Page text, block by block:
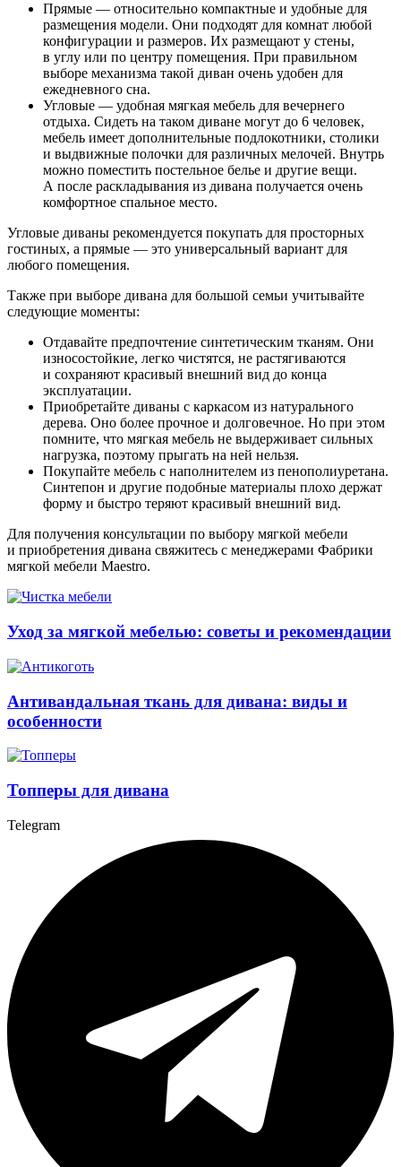
Прямые — относительно компактные и удобные для
размещения модели. Они подходят для комнат любой
конфигурации и размеров. Их размещают у стены,
в углу или по центру помещения. При правильном
выборе механизма такой диван очень удобен для
ежедневного сна.
Угловые — удобная мягкая мебель для вечернего
отдыха. Сидеть на таком диване могут до 6 человек,
мебель имеет дополнительные подлокотники, столики
и выдвижные полочки для различных мелочей. Внутрь
можно поместить постельное белье и другие вещи.
А после раскладывания из дивана получается очень
комфортное спальное место.
Угловые диваны рекомендуется покупать для просторных
гостиных, а прямые — это универсальный вариант для
любого помещения.
Также при выборе дивана для большой семьи учитывайте
следующие моменты:
Отдавайте предпочтение синтетическим тканям. Они
износостойкие, легко чистятся, не растягиваются
и сохраняют красивый внешний вид до конца
эксплуатации.
Приобретайте диваны с каркасом из натурального
дерева. Оно более прочное и долговечное. Но при этом
помните, что мягкая мебель не выдерживает сильных
нагрузка, поэтому прыгать на ней нельзя.
Покупайте мебель с наполнителем из пенополиуретана.
Синтепон и другие подобные материалы плохо держат
форму и быстро теряют красивый внешний вид.
Для получения консультации по выбору мягкой мебели
и приобретения дивана свяжитесь с менеджерами Фабрики
мягкой мебели Maestro.
Уход за мягкой мебелью: советы и рекомендации
Антивандальная ткань для дивана: виды и
особенности
Топперы для дивана
Telegram